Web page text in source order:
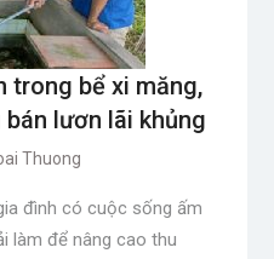
trong bể xi măng,
lươn lãi khủng
Thuong
đình có cuộc sống ấm
làm để nâng cao thu